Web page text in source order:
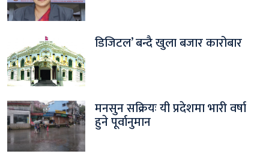
डिजिटल’ बन्दै खुला बजार कारोबार
मनसुन सक्रियः यी प्रदेशमा भारी वर्षा
हुने पूर्वानुमान